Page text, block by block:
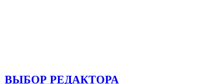
ВЫБОР РЕДАКТОРА